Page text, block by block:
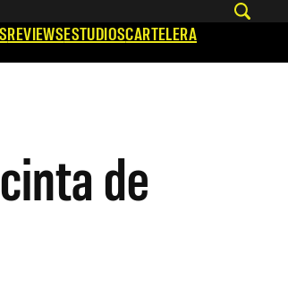
REVIEWSESTUDIOSCARTELERA
de